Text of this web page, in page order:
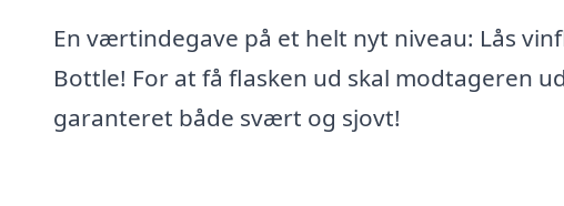
En værtindegave på et helt nyt niveau: Lås
Bottle! For at få flasken ud skal modtageren
garanteret både svært og sjovt!